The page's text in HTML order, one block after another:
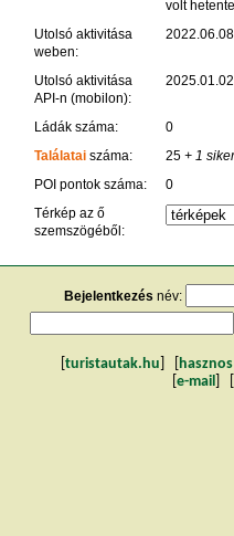
volt
Utolsó aktivitása
weben:
2022.06.08
Utolsó aktivitása
API-n (mobilon):
2025.01.02
Ládák száma:
0
Találataiszáma: 25+ 1
POI pontok száma:
0
Térkép az ő
szemszögéből:
Bejelentkezés név:
turistautak.hu
e-mail